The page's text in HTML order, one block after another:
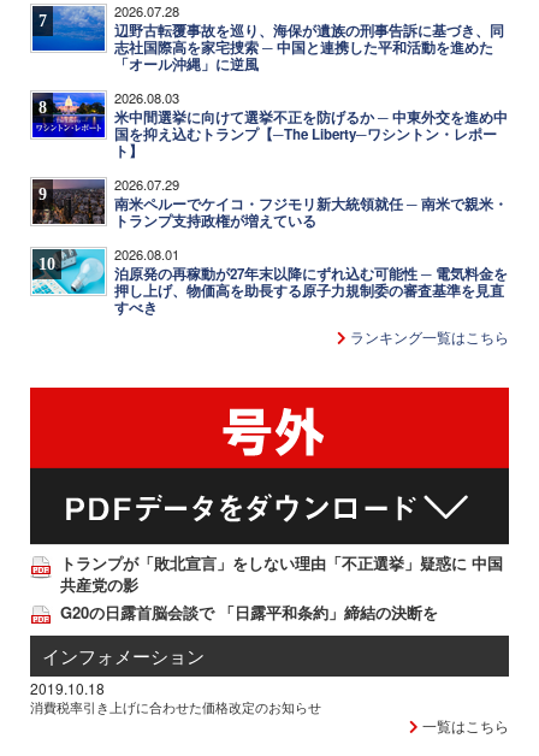
7 2026.07.28
辺野古転覆事故を巡り、海保が遺族の刑事告訴に基づき、同
志社国際高を家宅捜索 ─ 中国と連携した平和活動を進めた
「オール沖縄」に逆風
8 2026.08.03
米中間選挙に向けて選挙不正を防げるか ─ 中東外交を進め中
国を抑え込むトランプ【─The Liberty─ワシントン・レポー
ト】
9 2026.07.29
南米ペルーでケイコ・フジモリ新大統領就任 ─ 南米で親米・
トランプ支持政権が増えている
10 2026.08.01
泊原発の再稼動が27年末以降にずれ込む可能性 ─ 電気料金を
押し上げ、物価高を助長する原子力規制委の審査基準を見直
すべき
ランキング一覧はこちら
トランプが「敗北宣言」をしない理由「不正選挙」疑惑に 中国
共産党の影
G20の日露首脳会談で 「日露平和条約」締結の決断を
インフォメーション
2019.10.18
消費税率引き上げに合わせた価格改定のお知らせ
一覧はこちら